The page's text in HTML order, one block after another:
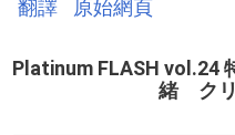
翻譯 原始網頁
Platinum FLASH
緒 クリ